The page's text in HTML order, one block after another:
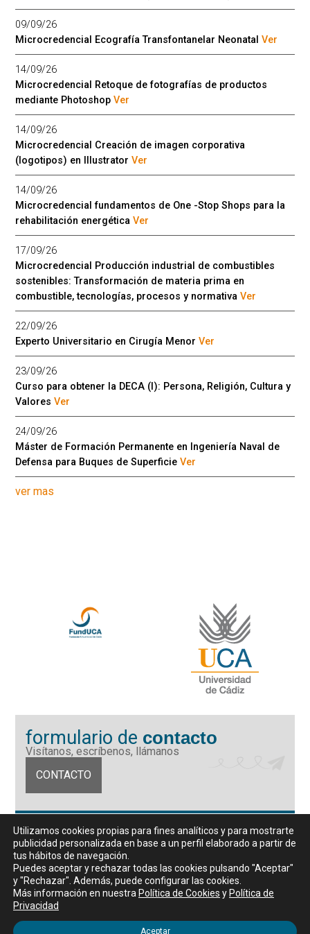
09/09/26
Microcredencial Ecografía Transfontanelar NeonatalVer
14/09/26
Microcredencial Retoque de fotografías de productos
mediante PhotoshopVer
14/09/26
Microcredencial Creación de imagen corporativa
(logotipos) en IllustratorVer
14/09/26
Microcredencial fundamentos de One -Stop Shops para la
rehabilitación energéticaVer
17/09/26
Microcredencial Producción industrial de combustibles
sostenibles: Transformación de materia prima en
combustible, tecnologías, procesos y normativaVer
22/09/26
Experto Universitario en Cirugía MenorVer
23/09/26
Curso para obtener la DECA (I): Persona, Religión, Cultura y
ValoresVer
24/09/26
Máster de Formación Permanente en Ingeniería Naval de
Defensa para Buques de SuperficieVer
ver mas
formulario de contacto
Visítanos, escríbenos, llámanos
CONTACTO
Fundación Universidad de Cádiz
Calle Ancha 10 (Edificio José Pérez Llorca), CP. 11001, Cádiz
CIF: G11442167
956 07 03 70 / 72
Horario de atención al público
De lunes a viernes, de 9 a 14 horas
Utilizamos cookies propias para fines analíticos y para mostrarte
publicidad personalizada en base a un perfil elaborado a partir de
tus hábitos de navegación.
Puedes aceptar y rechazar todas las cookies pulsando "Aceptar"
y "Rechazar". Además, puede configurar las cookies.
Más información en nuestra Política de Cookies y Política de
Privacidad
Aceptar